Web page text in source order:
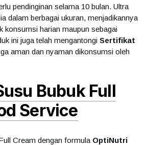
pendinginan selama 10 bulan. Ultra
dalam berbagai ukuran, menjadikannya
konsumsi harian maupun sebagai
ini juga telah mengantongi Sertifikat
aman dan nyaman dikonsumsi oleh
Bubuk Full
Service
Cream dengan formula OptiNutri